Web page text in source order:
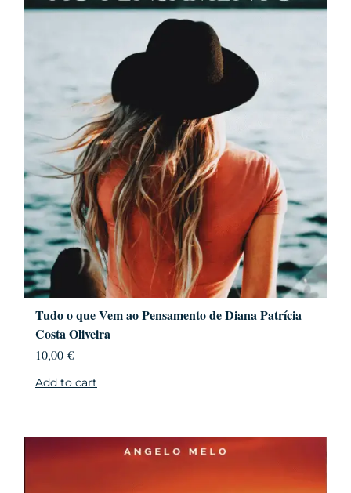
Tudo o que Vem ao Pensamento de Diana Patrícia
Costa Oliveira
10,00 €
Add to cart